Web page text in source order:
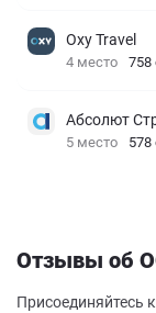
Oxy Travel
4 место 758
Абсолют
5 место 578
Отзывы об
Присоединяйтесь